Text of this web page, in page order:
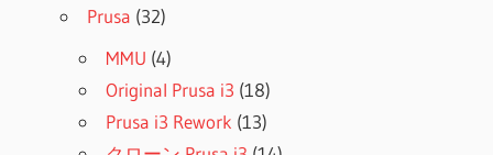
Prusa (32)
MMU (4)
Original Prusa i3 (18)
Prusa i3 Rework (13)